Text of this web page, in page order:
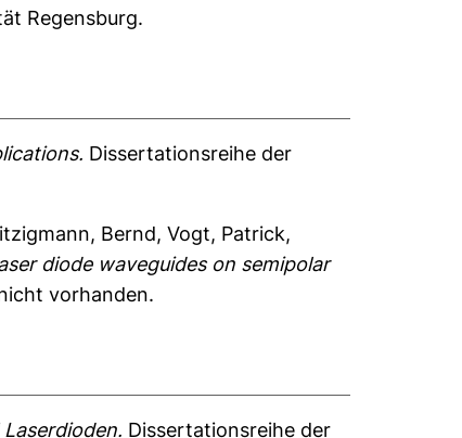
Regensburg.
Dissertationsreihe der
Bernd,Vogt, Patrick,
diode waveguides on semipolar
vorhanden.
Dissertationsreihe der